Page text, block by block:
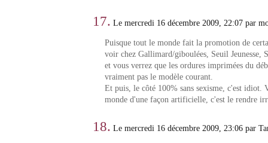
17. Le mercredi 16 décembre 2009, 22:07 par
Puisque tout le monde fait la promotion de
voir chez Gallimard/giboulées, Seuil Jeunesse,
et vous verrez que les ordures imprimées du
vraiment pas le modèle courant.
Et puis, le côté 100% sans sexisme, c'est idiot.
monde d'une façon artificielle, c'est le rendre
18. Le mercredi 16 décembre 2009, 23:06 par